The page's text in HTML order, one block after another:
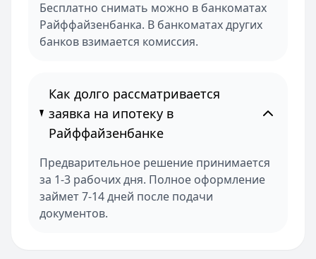
Бесплатно снимать можно в банкоматах
Райффайзенбанка. В банкоматах других
банков взимается комиссия.
Как долго рассматривается
заявка на ипотеку в
Райффайзенбанке
Предварительное решение принимается
за 1-3 рабочих дня. Полное оформление
займет 7-14 дней после подачи
документов.